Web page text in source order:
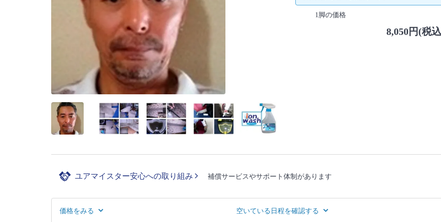
1脚の価格
8,050円(税
ユアマイスター安心への取り組み 補償サービスやサポート体制があります
価格をみる 空いている日程を確認する